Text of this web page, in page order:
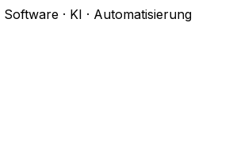
· KI · Automatisierung